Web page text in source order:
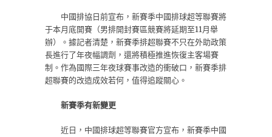
中國排協日前宣布，新賽季中國排球超等聯賽將
于本月底開賽（男排開封賽區競賽將延期至11月舉
辦）。據記者清楚，新賽季排超聯賽不只在外助政策
長進行了年夜幅調劑，還將積極推進恢復主客場賽
制。作為國際三年夜球賽事改造的衝破口，新賽季排
超聯賽的改造成效若何，值得追蹤關心。
新賽季有新變更
近日，中國排球超等聯賽官方宣布，新賽季中國